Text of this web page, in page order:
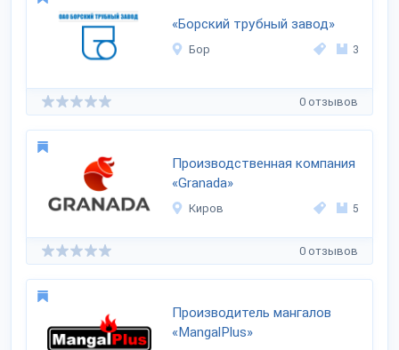
«Борский трубный завод»
Бор 3
0 отзывов
Производственная компания
«Granada»
Киров 5
0 отзывов
Производитель мангалов
«MangalPlus»